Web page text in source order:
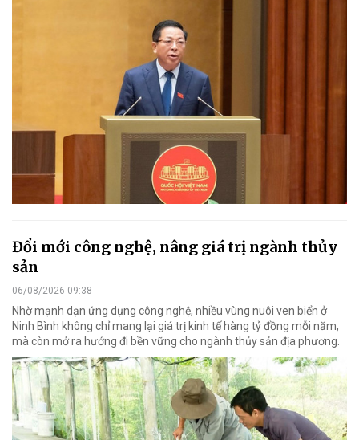
Đổi mới công nghệ, nâng giá trị ngành thủy
sản
06/08/2026 09:38
Nhờ mạnh dạn ứng dụng công nghệ, nhiều vùng nuôi ven biển ở
Ninh Bình không chỉ mang lại giá trị kinh tế hàng tỷ đồng mỗi năm,
mà còn mở ra hướng đi bền vững cho ngành thủy sản địa phương.